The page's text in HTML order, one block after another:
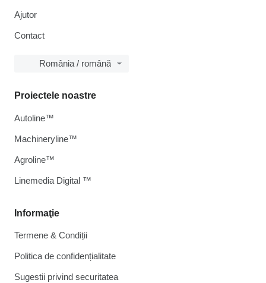
Ajutor
Contact
România / română
Informaţie
Termene & Condiții
Politica de confidențialitate
Sugestii privind securitatea
Proiectele noastre
Autoline™
Machineryline™
Agroline™
Linemedia Digital ™